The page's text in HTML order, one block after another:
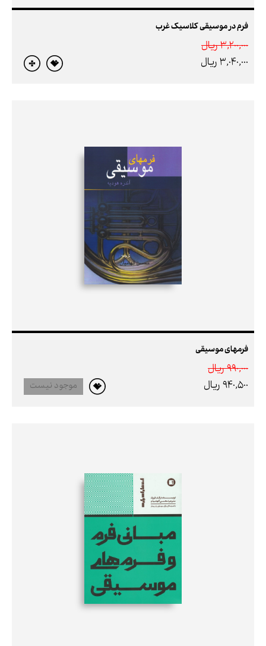
فرم در موسیقی کلاسیک غرب
3,200,000 ريال
3,040,000 ريال
فرمهای موسیقی
990,000 ريال
940,500 ريال
موجود نیست